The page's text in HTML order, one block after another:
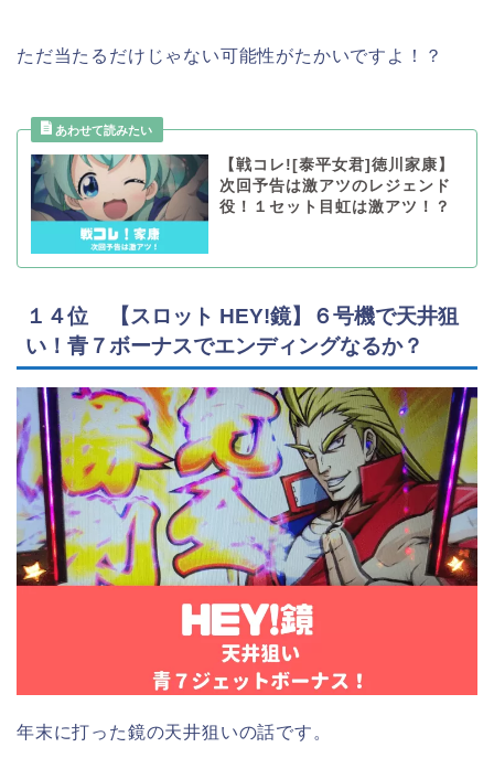
ただ当たるだけじゃない可能性がたかいですよ！？
【戦コレ![泰平女君]徳川家康】
次回予告は激アツのレジェンド
役！１セット目虹は激アツ！？
１４位 【スロット HEY!鏡】６号機で天井狙
い！青７ボーナスでエンディングなるか？
年末に打った鏡の天井狙いの話です。